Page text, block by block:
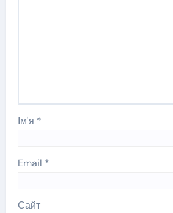
Ім'я *
Email *
Сайт